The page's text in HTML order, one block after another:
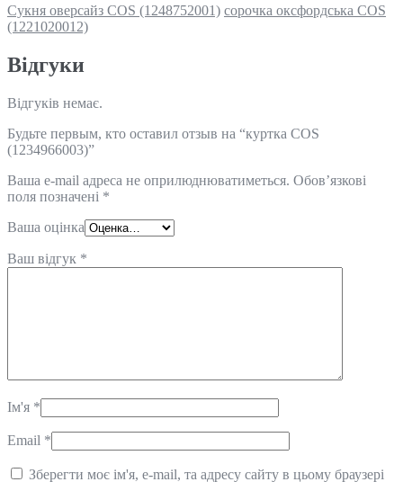
Сукня оверсайз COS (1248752001) сорочка оксфордська COS
(1221020012)
Відгуки
Відгуків немає.
Будьте первым, кто оставил отзыв на “куртка COS
(1234966003)”
Ваша e-mail адреса не оприлюднюватиметься. Обов’язкові
поля позначені *
Ваша оцінка
Ваш відгук *
Ім'я *
Email *
Зберегти моє ім'я, e-mail, та адресу сайту в цьому браузері